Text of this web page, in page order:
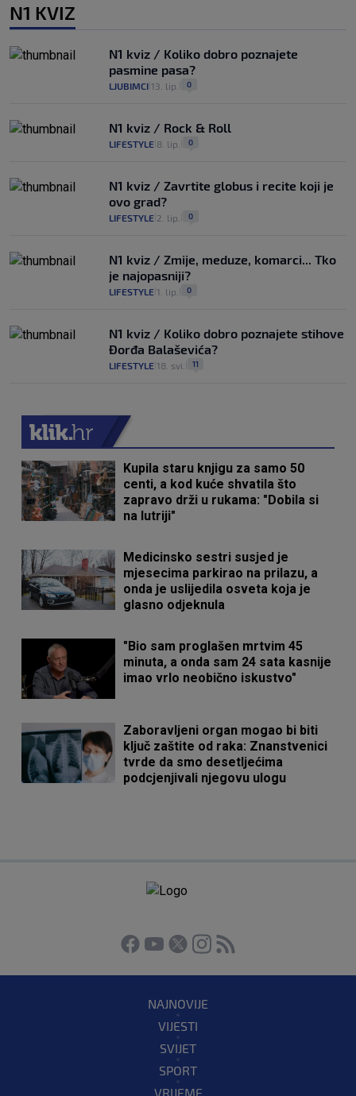
N1 KVIZ
N1 kviz / Koliko dobro poznajete
pasmine pasa?
LJUBIMCI 13. lip. 0
N1 kviz / Rock & Roll
LIFESTYLE 8. lip. 0
N1 kviz / Zavrtite globus i recite koji je
ovo grad?
LIFESTYLE 2. lip. 0
N1 kviz / Zmije, meduze, komarci... Tko
je najopasniji?
LIFESTYLE 1. lip. 0
N1 kviz / Koliko dobro poznajete stihove
Đorđa Balaševića?
LIFESTYLE 18. svi. 11
Kupila staru knjigu za samo 50
centi, a kod kuće shvatila što
zapravo drži u rukama: "Dobila si
na lutriji"
Medicinsko sestri susjed je
mjesecima parkirao na prilazu, a
onda je uslijedila osveta koja je
glasno odjeknula
"Bio sam proglašen mrtvim 45
minuta, a onda sam 24 sata kasnije
imao vrlo neobično iskustvo"
Zaboravljeni organ mogao bi biti
ključ zaštite od raka: Znanstvenici
tvrde da smo desetljećima
podcjenjivali njegovu ulogu
NAJNOVIJE
VIJESTI
SVIJET
SPORT
VRIJEME